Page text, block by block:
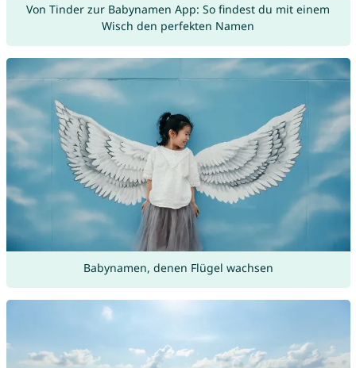
Von Tinder zur Babynamen App: So findest du mit einem
Wisch den perfekten Namen
Babynamen, denen Flügel wachsen